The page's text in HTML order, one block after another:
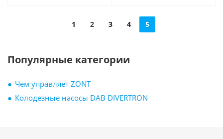
1 2 3 4 5
Популярные категории
Чем управляет ZONT
Колодезные насосы DAB DIVERTRON